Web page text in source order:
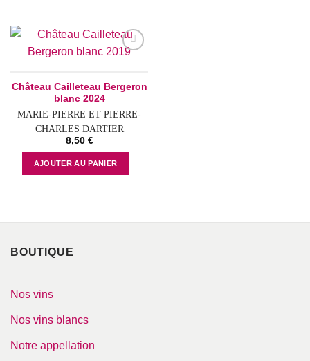
Château Cailleteau Bergeron
blanc 2024
MARIE-PIERRE ET PIERRE-
CHARLES DARTIER
8,50 €
AJOUTER AU PANIER
BOUTIQUE
Nos vins
Nos vins blancs
Notre appellation